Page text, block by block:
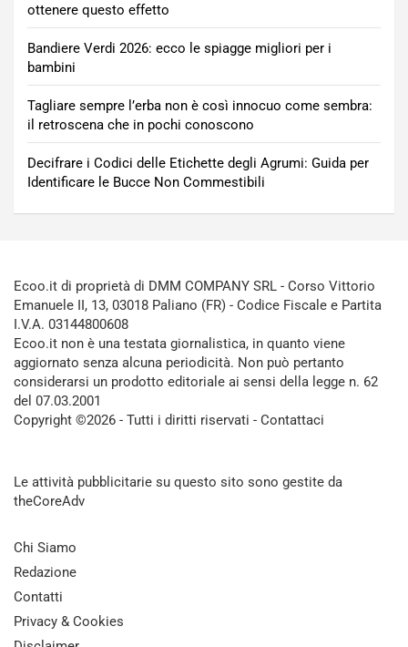
ottenere questo effetto
Bandiere Verdi 2026: ecco le spiagge migliori per i
bambini
Tagliare sempre l’erba non è così innocuo come sembra:
il retroscena che in pochi conoscono
Decifrare i Codici delle Etichette degli Agrumi: Guida per
Identificare le Bucce Non Commestibili
Ecoo.it di proprietà di DMM COMPANY SRL - Corso Vittorio
Emanuele II, 13, 03018 Paliano (FR) - Codice Fiscale e Partita
I.V.A. 03144800608
Ecoo.it non è una testata giornalistica, in quanto viene
aggiornato senza alcuna periodicità. Non può pertanto
considerarsi un prodotto editoriale ai sensi della legge n. 62
del 07.03.2001
Copyright ©2026 - Tutti i diritti riservati - Contattaci
Le attività pubblicitarie su questo sito sono gestite da
theCoreAdv
Chi Siamo
Redazione
Contatti
Privacy & Cookies